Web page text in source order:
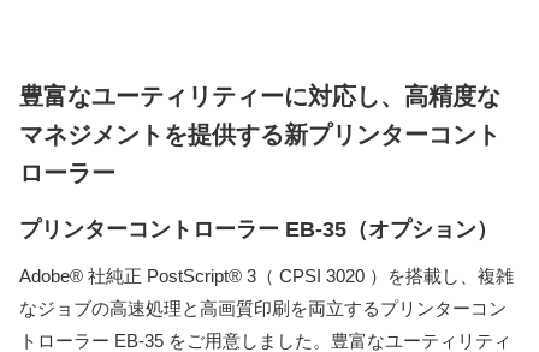
豊富なユーティリティーに対応し、高精度な
マネジメントを提供する新プリンターコント
ローラー
プリンターコントローラー EB-35（オプション）
Adobe® 社純正 PostScript® 3（ CPSI 3020 ）を搭載し、複雑
なジョブの高速処理と高画質印刷を両立するプリンターコン
トローラー EB-35 をご用意しました。豊富なユーティリティ